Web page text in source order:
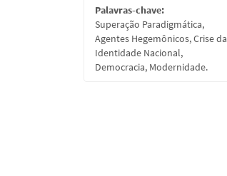
Palavras-chave:
Superação Paradigmática,
Agentes Hegemônicos, Crise da
Identidade Nacional,
Democracia, Modernidade.